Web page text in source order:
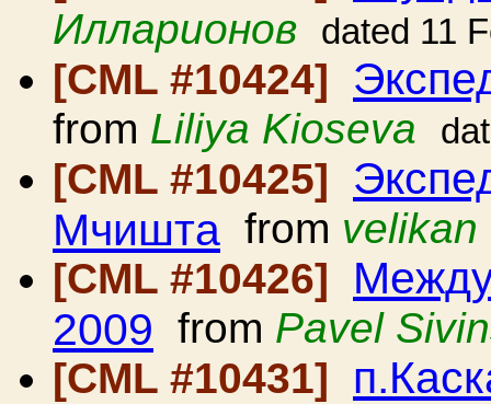
Илларионов dated 11
[CML #10424]
from Liliya Kioseva
[CML #10425]
Мчишта from velikan
[CML #10426]
2009 from Pavel
[CML #10431]